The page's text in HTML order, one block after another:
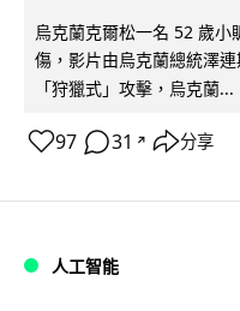
烏克蘭克爾松一名 52 歲
傷，影片由烏克蘭總統澤
「狩獵式」攻擊，烏克蘭...
97 31 ↗ 分享
人工智能